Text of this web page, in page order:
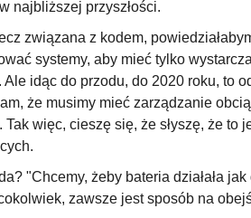
najbliższej przyszłości.
związana z kodem,
systemy, aby mieć tylko
idąc do przodu, do 2020 roku, to
że musimy mieć zarządzanie
więc, cieszę się, że słyszę, że to
"Chcemy, żeby bateria działała jak
zawsze jest sposób na